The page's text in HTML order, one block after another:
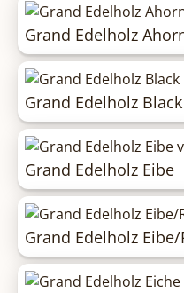
Grand Edelholz
Grand Edelholz
Grand Edelholz Eibe
Grand Edelholz